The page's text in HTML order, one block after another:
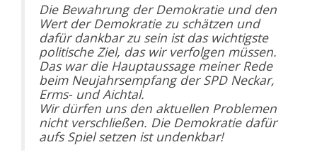
Die Bewahrung der Demokratie und den
Wert der Demokratie zu schätzen und
dafür dankbar zu sein ist das wichtigste
politische Ziel, das wir verfolgen müssen.
Das war die Hauptaussage meiner Rede
beim Neujahrsempfang der SPD Neckar,
Erms- und Aichtal.
Wir dürfen uns den aktuellen Problemen
nicht verschließen. Die Demokratie dafür
aufs Spiel setzen ist undenkbar!